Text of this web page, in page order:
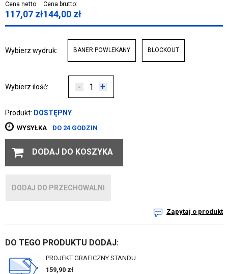
Cena netto:
117,07 zł
Cena brutto:
144,00 zł
Wybierz wydruk: BANER POWLEKANY BLOCKOUT
Wybierz ilość: - +
Produkt: DOSTĘPNY
WYSYŁKA DO 24 GODZIN
DODAJ DO KOSZYKA
DODAJ DO PRZECHOWALNI
Zapytaj o produkt
DO TEGO PRODUKTU DODAJ:
PROJEKT GRAFICZNY STANDU
159,90 zł